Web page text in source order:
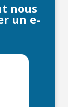
nous
un e-